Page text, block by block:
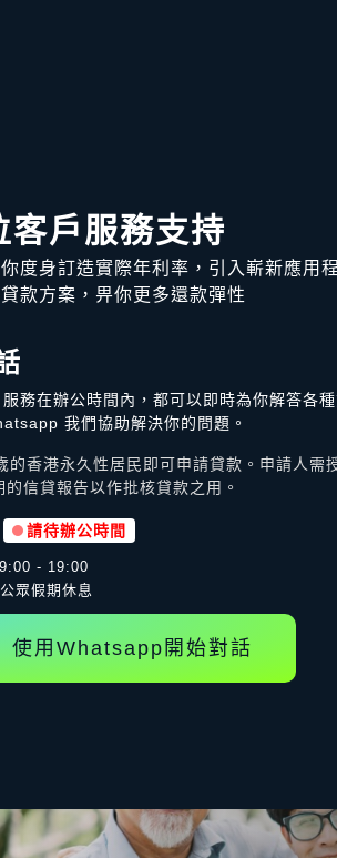
客戶服務支持
度身訂造實際年利率，引入嶄新應用
款方案，畀你更多還款彈性
務在辦公時間內，都可以即時為你解答各
我們協助解決你的問題。
的香港永久性居民即可申請貸款。申請人需
信貸報告以作批核貸款之用。
請待辦公時間
- 19:00
眾假期休息
使用Whatsapp開始對話